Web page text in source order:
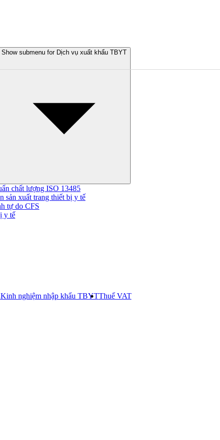
Show submenu for Dịch vụ xuất khẩu TBYT
chất lượng ISO 13485
sản xuất trang thiết bị y tế
tự do CFS
y tế
Kinh nghiệm nhập khẩu TBYTThuế VAT